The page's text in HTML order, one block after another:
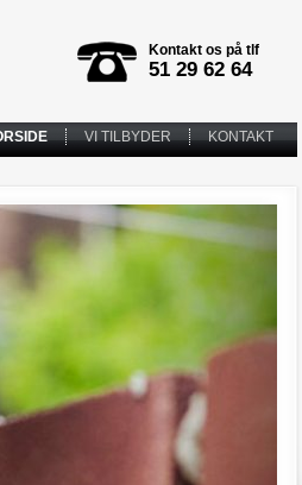
Kontakt os på tlf
51 29 62 64
VI TILBYDER KONTAKT